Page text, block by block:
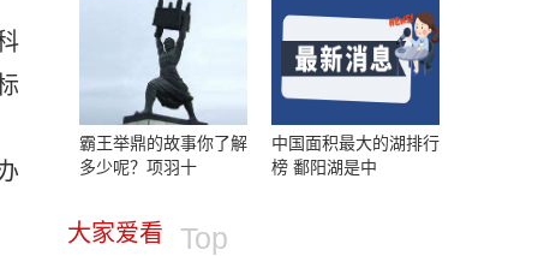
霸王举鼎的故事你了解
多少呢？项羽十
中国面积最大的湖排行
榜 鄱阳湖是中
大家爱看 Top